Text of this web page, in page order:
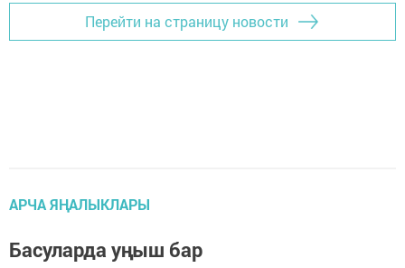
Перейти на страницу новости
АРЧА ЯҢАЛЫКЛАРЫ
Басуларда уңыш бар